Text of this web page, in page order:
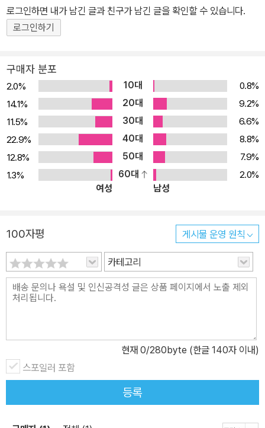
는 착각》이 출간되었다. 이 책은 《The Tyranny of Merit: What’s
Become of the Common Good?》란 원제로 미국 현지에서 202
0년 9월에 출간되어 뜨거운 반응을 얻고 있다. 직역하면 ‘능력주의의
가 ‘노력하면 성공할 수 있다’고 너무나도 당연히 생각해왔던, 개인의
능력을 우선시하고 보상해주는 능력주의 이상이 근본적으로 크게 잘
못되어 있다”고 주장한다. 이러한 능력주의가 제대로 공정하게 작동
하고 있는지, ‘공정함=정의’란 공식은 정말 맞는 건지 진지하게 되짚
어본다. 능력우선주의는 공정하게 작동하는가? 그리고 ‘공정함=정
의’란 공식은 정말 맞는 건가? 시간이 갈수록 계층이동은 어려워지
고, 불평등은 더욱 확고해지고 있다. 개개인의 능력을 불가침 가치로
둔 채 공정을 추구하지만, 상황이 더욱 악화되고 있는 이유는 무엇인
한 태도’가 현대사회에 커다란 부작용을 낳고 있다고 주장한다. 그는
승자들 사이에서 능력주의가 만들어내는 오만과, 뒤처진 사람들에게
부과되는 가혹한 잣대를 적나라하게 보여주고 있다. 다음은 샌델이
책에서 제시한 ‘귀족주의 사회’와 ‘능력주의 사회’의 예시를 간략히 정
리한 것이다. 문제의 본질이 압축되어 있다. 두 나라가 있다고 해보자.
둘 다 재산과 소득에서 ‘매우’ 불평등하다(불평등의 정도는 두 나라가
에 달려 있고 고스란히 대물림된다. 다른 한 사회는 능력주의 사회다.
재산과 소득의 불평등은 세습 특권에 따른 것이 아니고, 각자가 노력
과 재능에 따라 얻은 결과물이다. 당연히 후자가 더 정의롭게 보인다.
그렇다면 자신이 ‘부잣집에서 태어날지 가난한 집에서 태어날지 모르
는 상태’에서 당신은 둘 중 어떤 사회에 태어나고 싶은가? 내가 부자
일 경우 자손에게 물려줄 수 있는 귀족제 사회가 정답일 것이다. 내가
로그인하면 내가 남긴 글과 친구가 남긴 글을 확인할 수 있습니다.
로그인하기
구매자 분포
2.0% 10대
0.8%
14.1%
20대
9.2%
11.5%
30대
6.6%
22.9%
40대
8.8%
12.8%
50대
7.9%
1.3%
60대
2.0%
여성
남성
100자평 게시물 운영 원칙
카테고리
현재 0/280byte (한글 140자 이내)
스포일러 포함
등록